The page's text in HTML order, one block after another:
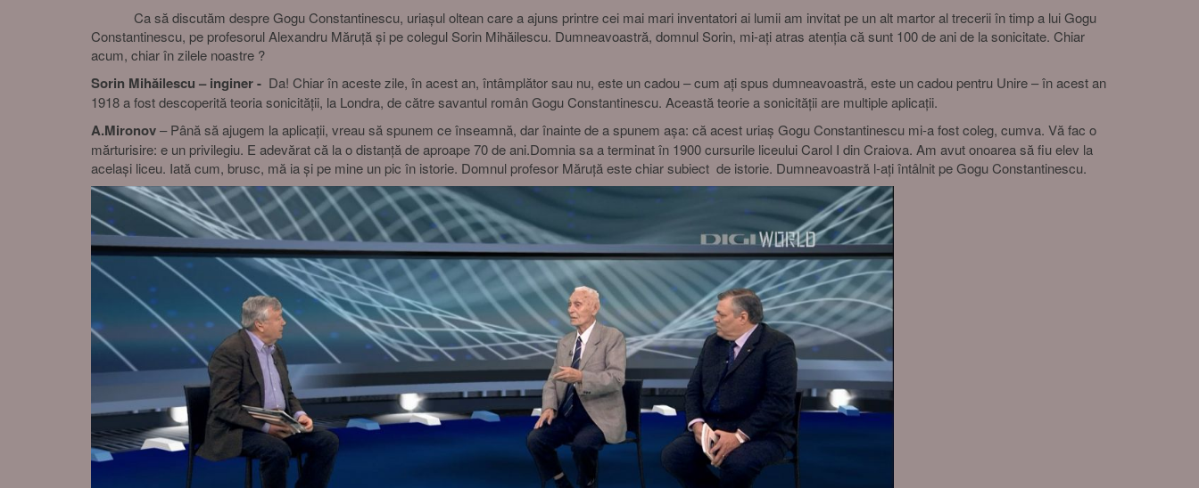
Ca să discutăm despre Gogu Constantinescu, uriașul oltean care a ajuns printre cei mai mari inventatori ai lumii am invitat pe un alt martor al trecerii în timp a lui Gogu
Constantinescu, pe profesorul Alexandru Măruță și pe colegul Sorin Mihăilescu. Dumneavoastră, domnul Sorin, mi-ați atras atenția că sunt 100 de ani de la sonicitate. Chiar
acum, chiar în zilele noastre ?
Sorin Mihăilescu – inginer - Da! Chiar în aceste zile, în acest an, întâmplător sau nu, este un cadou – cum ați spus dumneavoastră, este un cadou pentru Unire – în acest an
1918 a fost descoperită teoria sonicității, la Londra, de către savantul român Gogu Constantinescu. Această teorie a sonicității are multiple aplicații.
A.Mironov– Până să ajugem la aplicații, vreau să spunem ce înseamnă, dar înainte de a spunem așa: că acest uriaș Gogu Constantinescu mi-a fost coleg, cumva. Vă fac o
mărturisire: e un privilegiu. E adevărat că la o distanță de aproape 70 de ani.Domnia sa a terminat în 1900 cursurile liceului Carol I din Craiova. Am avut onoarea să fiu elev la
același liceu. Iată cum, brusc, mă ia și pe mine un pic în istorie. Domnul profesor Măruță este chiar subiect de istorie. Dumneavoastră l-ați întâlnit pe Gogu Constantinescu.